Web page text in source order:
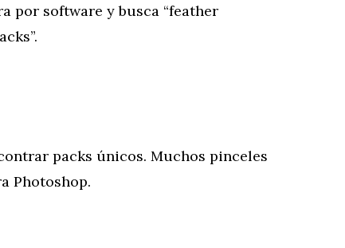
por software y busca “feather
packs únicos. Muchos pinceles
Photoshop.